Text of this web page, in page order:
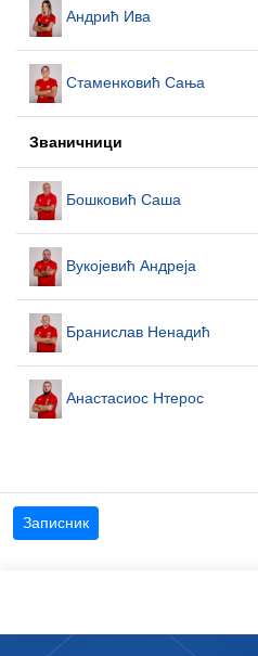
Андрић Ива
Стаменковић Сања
Званичници
Бошковић Саша
Вукојевић Андреја
Бранислав Ненадић
Анастасиос Нтерос
Записник